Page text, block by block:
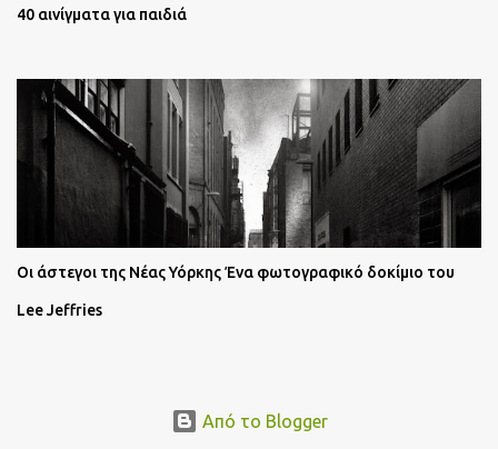
40 αινίγματα για παιδιά
Oι άστεγοι της Νέας Υόρκης Ένα φωτογραφικό δοκίμιο του
Lee Jeffries
Από το Blogger